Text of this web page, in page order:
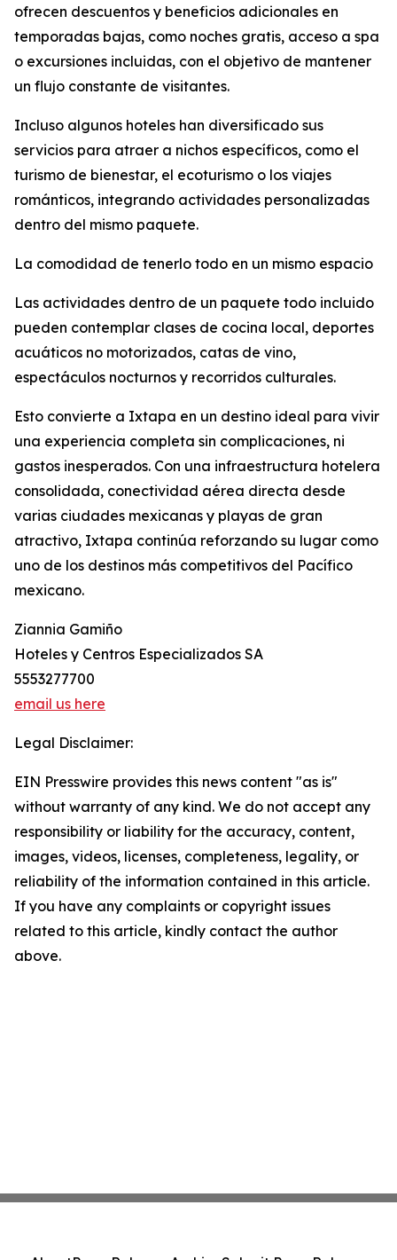
ofrecen descuentos y beneficios adicionales en
temporadas bajas, como noches gratis, acceso a spa
o excursiones incluidas, con el objetivo de mantener
un flujo constante de visitantes.
Incluso algunos hoteles han diversificado sus
servicios para atraer a nichos específicos, como el
turismo de bienestar, el ecoturismo o los viajes
románticos, integrando actividades personalizadas
dentro del mismo paquete.
La comodidad de tenerlo todo en un mismo espacio
Las actividades dentro de un paquete todo incluido
pueden contemplar clases de cocina local, deportes
acuáticos no motorizados, catas de vino,
espectáculos nocturnos y recorridos culturales.
Esto convierte a Ixtapa en un destino ideal para vivir
una experiencia completa sin complicaciones, ni
gastos inesperados. Con una infraestructura hotelera
consolidada, conectividad aérea directa desde
varias ciudades mexicanas y playas de gran
atractivo, Ixtapa continúa reforzando su lugar como
uno de los destinos más competitivos del Pacífico
mexicano.
Ziannia Gamiño
Hoteles y Centros Especializados SA
5553277700
email us here
Legal Disclaimer:
EIN Presswire provides this news content "as is"
without warranty of any kind. We do not accept any
responsibility or liability for the accuracy, content,
images, videos, licenses, completeness, legality, or
reliability of the information contained in this article.
If you have any complaints or copyright issues
related to this article, kindly contact the author
above.